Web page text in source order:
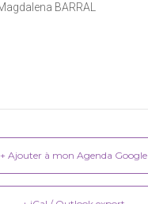
BARRAL
+ Ajouter à mon Agenda Google